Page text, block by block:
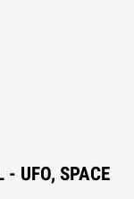
- UFO, SPACE